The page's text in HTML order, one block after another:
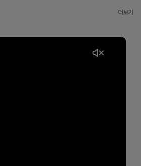
더보기